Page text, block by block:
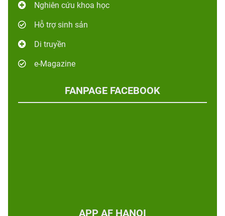
Nghiên cứu khoa học
Hỗ trợ sinh sản
Di truyền
e-Magazine
FANPAGE FACEBOOK
APP AF HANOI